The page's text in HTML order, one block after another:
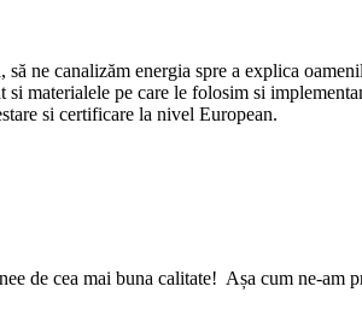
ne canalizăm energia spre a explica
materialele pe care le folosim si
si certificare la nivel European.
de cea mai buna calitate! Așa cum ne-am